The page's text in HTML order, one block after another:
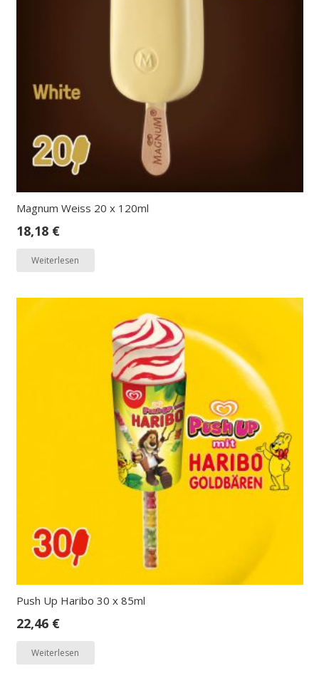
Magnum Weiss 20 x 120ml
18,18 €
Weiterlesen
Push Up Haribo 30 x 85ml
22,46 €
Weiterlesen